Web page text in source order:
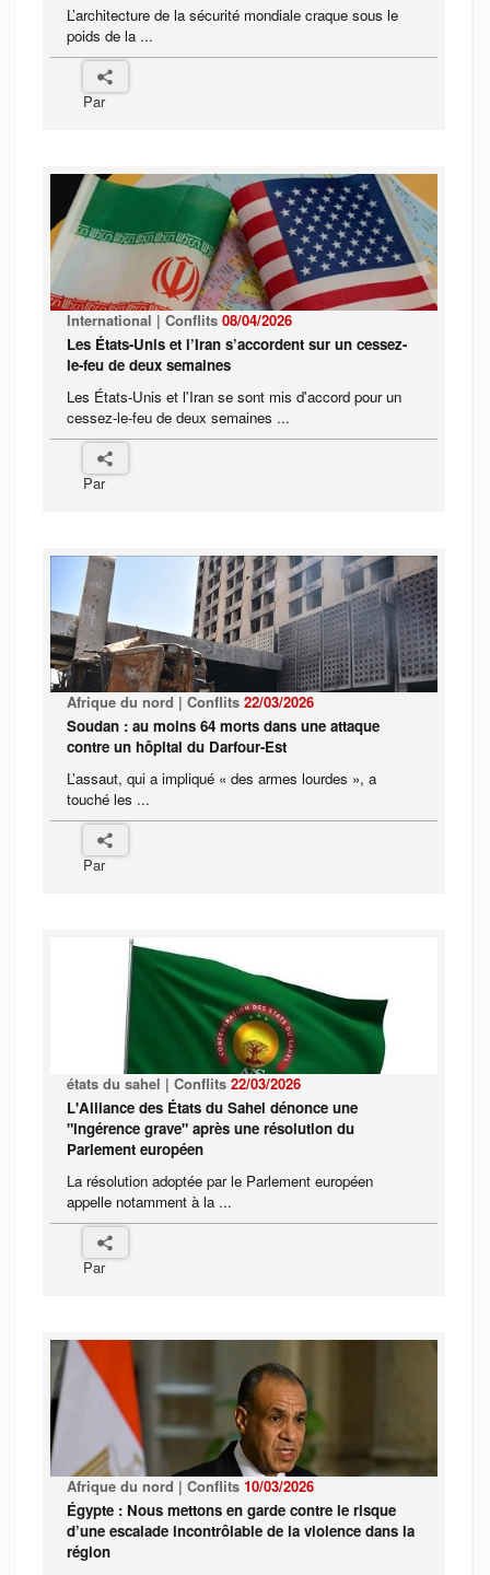
L’architecture de la sécurité mondiale craque sous le
poids de la ...
Par
International | Conflits 08/04/2026
Les États-Unis et l’Iran s’accordent sur un cessez-
le-feu de deux semaines
Les États-Unis et l'Iran se sont mis d'accord pour un
cessez-le-feu de deux semaines ...
Par
Afrique du nord | Conflits 22/03/2026
Soudan : au moins 64 morts dans une attaque
contre un hôpital du Darfour-Est
L’assaut, qui a impliqué « des armes lourdes », a
touché les ...
Par
états du sahel | Conflits 22/03/2026
L'Alliance des États du Sahel dénonce une
"ingérence grave" après une résolution du
Parlement européen
La résolution adoptée par le Parlement européen
appelle notamment à la ...
Par
Afrique du nord | Conflits 10/03/2026
Égypte : Nous mettons en garde contre le risque
d’une escalade incontrôlable de la violence dans la
région